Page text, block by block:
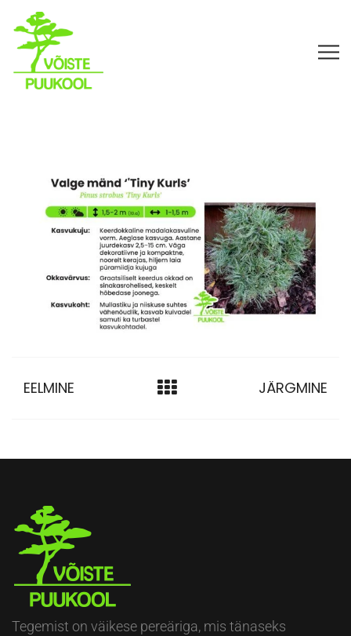
EELMINE JÄRGMINE
Tegemist on väikese pereäriga, mis tänaseks